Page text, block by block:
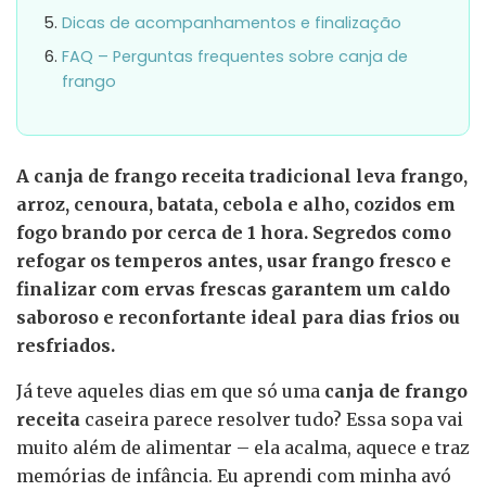
Dicas de acompanhamentos e finalização
FAQ – Perguntas frequentes sobre canja de
frango
A canja de frango receita tradicional leva frango,
arroz, cenoura, batata, cebola e alho, cozidos em
fogo brando por cerca de 1 hora. Segredos como
refogar os temperos antes, usar frango fresco e
finalizar com ervas frescas garantem um caldo
saboroso e reconfortante ideal para dias frios ou
resfriados.
Já teve aqueles dias em que só uma canja de frango
receita caseira parece resolver tudo? Essa sopa vai
muito além de alimentar – ela acalma, aquece e traz
memórias de infância. Eu aprendi com minha avó